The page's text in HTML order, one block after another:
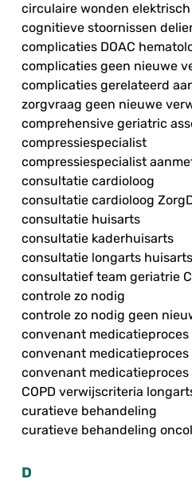
circulaire wonden
cognitieve stoornissen
complicaties DOAC
complicaties geen nieuwe
complicaties gerelateerd
zorgvraag geen nieuwe
comprehensive geriatric
compressiespecialist
compressiespecialist
consultatie cardioloog
consultatie cardioloog
consultatie huisarts
consultatie kaderhuisarts
consultatie longarts huisarts
consultatief team geriatrie
controle zo nodig
controle zo nodig geen
convenant medicatieproces
convenant
convenant medicatieproces
COPD verwijscriteria
curatieve behandeling
curatieve behandeling
D